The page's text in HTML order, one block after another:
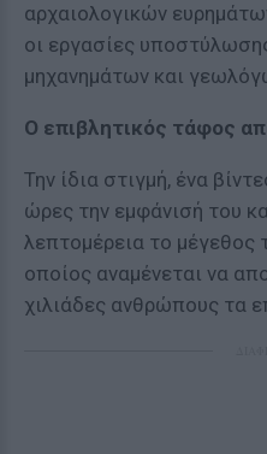
αρχαιολογικών
οι εργασίες
μηχανημάτων και
Ο επιβλητικός τάφος
Την ίδια στιγμή, ένα
ώρες την εμφάνισή του
λεπτομέρεια το μέγεθος
οποίος αναμένεται να
χιλιάδες ανθρώπους τα